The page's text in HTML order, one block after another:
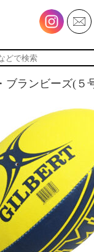
ブランビーズ(５